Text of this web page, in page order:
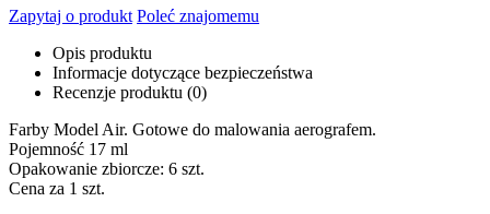
Zapytaj o produkt Poleć znajomemu
Opis produktu
Informacje dotyczące bezpieczeństwa
Recenzje produktu (0)
Farby Model Air. Gotowe do malowania aerografem.
Pojemność 17 ml
Opakowanie zbiorcze: 6 szt.
Cena za 1 szt.